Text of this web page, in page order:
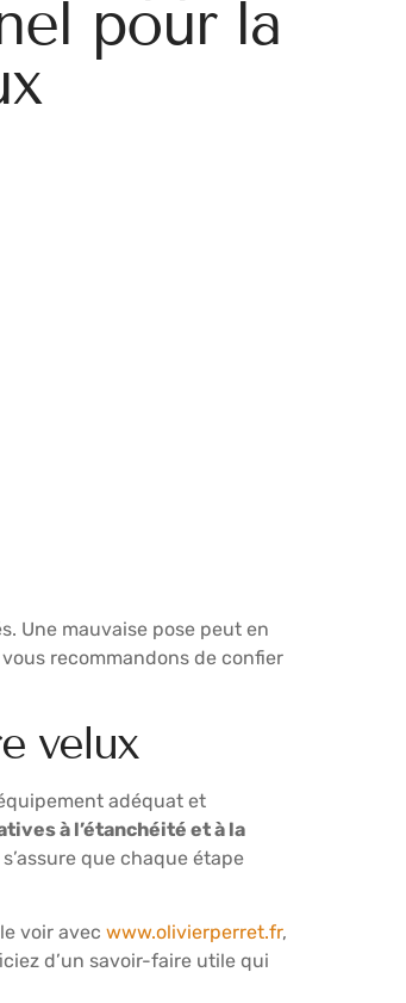
pour la
Une mauvaise pose peut en
recommandons de confier
velux
adéquat et
à l’étanchéité et à la
que chaque étape
voir avec www.olivierperret.fr,
d’un savoir-faire utile qui